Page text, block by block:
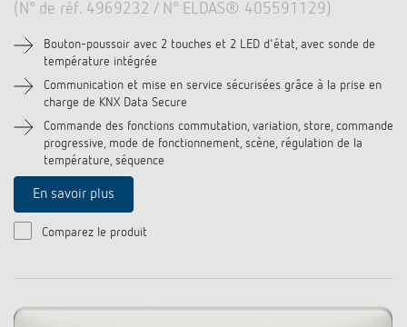
(N° de réf. 4969232 / N° ELDAS® 405591129)
Bouton-poussoir avec 2 touches et 2 LED d'état, avec sonde de
température intégrée
Communication et mise en service sécurisées grâce à la prise en
charge de KNX Data Secure
Commande des fonctions commutation, variation, store, commande
progressive, mode de fonctionnement, scène, régulation de la
température, séquence
En savoir plus
Comparez le produit